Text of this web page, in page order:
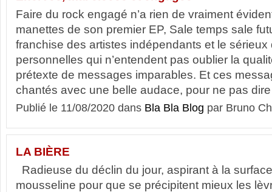
Faire du rock engagé n’a rien de vraiment
manettes de son premier EP, Sale temps sale
franchise des artistes indépendants et le
personnelles qui n’entendent pas oublier la
prétexte de messages imparables. Et ces
chantés avec une belle audace, pour ne pas
Publié le 11/08/2020 dans Bla Bla Blog par Bruno
LA BIÈRE
Radieuse du déclin du jour, aspirant à la
mousseline pour que se précipitent mieux les